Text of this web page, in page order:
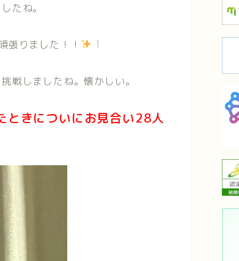
たね。
張りました！！
戦しましたね。懐かしい。
ときについにお見合い28人